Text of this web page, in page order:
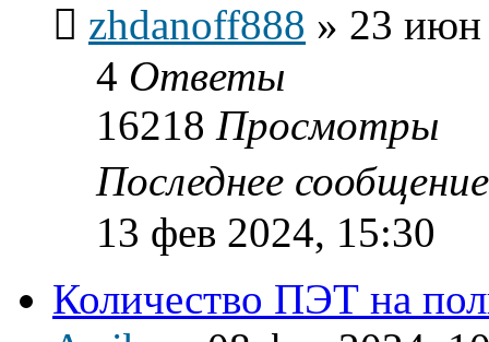
zhdanoff888 » 23 июн
4 Ответы
16218 Просмотры
Последнее
13 фев 2024, 15:30
Количество ПЭТ на